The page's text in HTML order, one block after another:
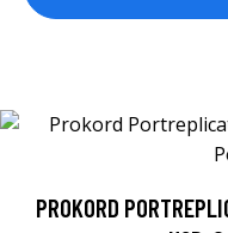
PROKORD